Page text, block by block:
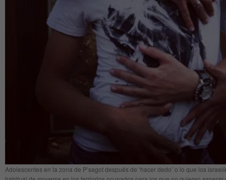
Adolescentes en la zona de P’sagot después de ‘hacer dedo’ o lo que los